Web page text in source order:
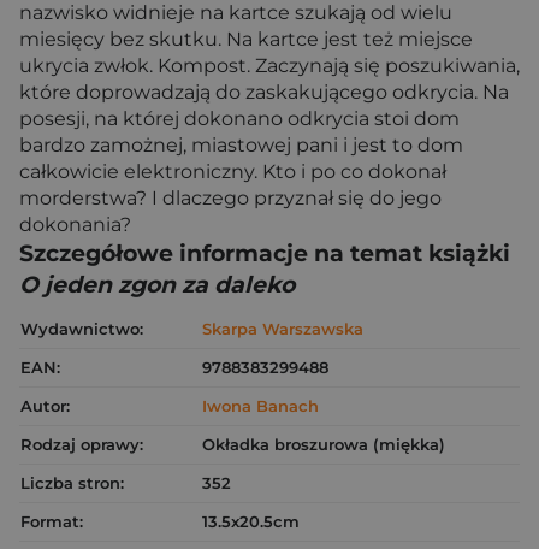
nazwisko widnieje na kartce szukają od wielu
miesięcy bez skutku. Na kartce jest też miejsce
ukrycia zwłok. Kompost. Zaczynają się poszukiwania,
które doprowadzają do zaskakującego odkrycia. Na
posesji, na której dokonano odkrycia stoi dom
bardzo zamożnej, miastowej pani i jest to dom
całkowicie elektroniczny. Kto i po co dokonał
morderstwa? I dlaczego przyznał się do jego
dokonania?
Szczegółowe informacje na temat książki
O jeden zgon za daleko
Wydawnictwo:
Skarpa Warszawska
EAN:
9788383299488
Autor:
Iwona Banach
Rodzaj oprawy:
Okładka broszurowa (miękka)
Liczba stron:
352
Format:
13.5x20.5cm